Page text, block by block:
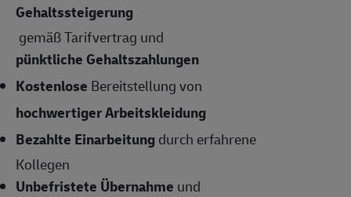
Gehaltssteigerung
gemäß Tarifvertrag und
pünktliche Gehaltszahlungen
Kostenlose Bereitstellung von
hochwertiger Arbeitskleidung
Bezahlte Einarbeitungdurch erfahrene
Kollegen
Unbefristete Übernahme und